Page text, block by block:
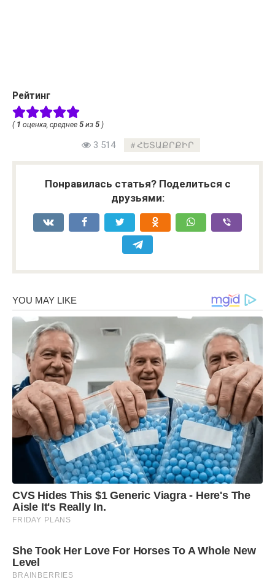
Рейтинг
( 1 оценка, среднее 5 из 5 )
3 514 ՀԵՏԱՔՐՔԻՐ
Понравилась статья? Поделиться с
друзьями: